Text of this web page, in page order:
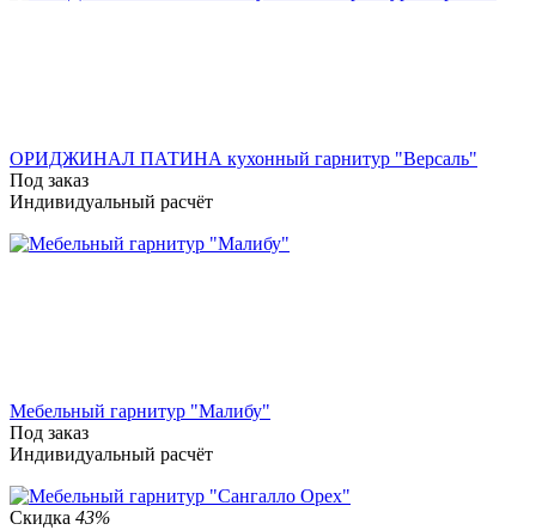
ОРИДЖИНАЛ ПАТИНА кухонный гарнитур "Версаль"
Под заказ
Индивидуальный расчёт
Мебельный гарнитур "Малибу"
Под заказ
Индивидуальный расчёт
Скидка 43%